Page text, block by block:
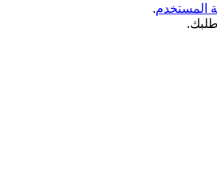
المستخدم.